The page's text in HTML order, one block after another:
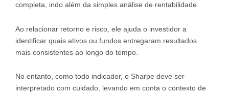
completa, indo além da simples análise de rentabilidade.
Ao relacionar retorno e risco, ele ajuda o investidor a
identificar quais ativos ou fundos entregaram resultados
mais consistentes ao longo do tempo.
No entanto, como todo indicador, o Sharpe deve ser
interpretado com cuidado, levando em conta o contexto de